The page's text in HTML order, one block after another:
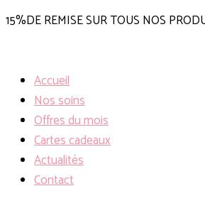
15%DE REMISE SUR TOUS NOS
Accueil
Nos soins
Offres du mois
Cartes cadeaux
Actualités
Contact